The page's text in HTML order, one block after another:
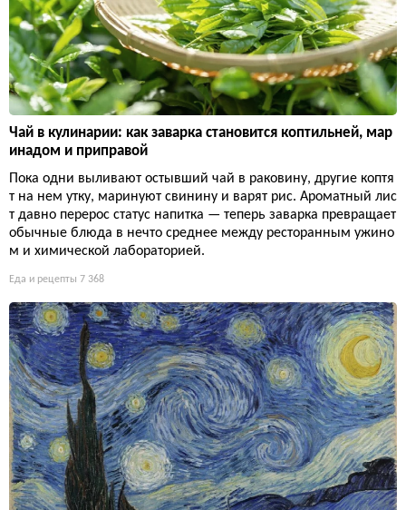
Чай в кулинарии: как заварка становится коптильней, мар
инадом и приправой
Пока одни выливают остывший чай в раковину, другие коптя
т на нем утку, маринуют свинину и варят рис. Ароматный лис
т давно перерос статус напитка — теперь заварка превращает
обычные блюда в нечто среднее между ресторанным ужино
м и химической лабораторией.
Еда и рецепты 7 368